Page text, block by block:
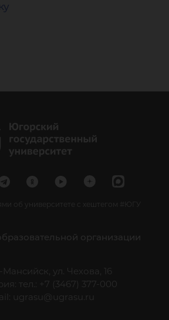
об университете с хештегом #ЮГУ
организации
Мансийск, ул. Чехова, 16
тел.: +7 (3467) 377-000
ugrasu@ugrasu.ru